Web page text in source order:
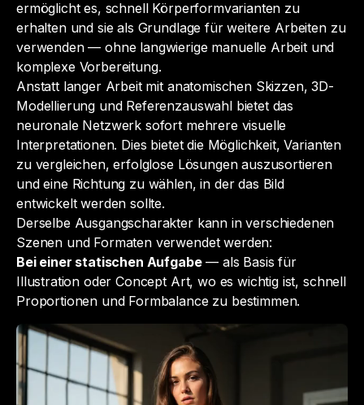
ermöglicht es, schnell Körperformvarianten zu
erhalten und sie als Grundlage für weitere Arbeiten zu
verwenden — ohne langwierige manuelle Arbeit und
komplexe Vorbereitung.
Anstatt langer Arbeit mit anatomischen Skizzen, 3D-
Modellierung und Referenzauswahl bietet das
neuronale Netzwerk sofort mehrere visuelle
Interpretationen. Dies bietet die Möglichkeit, Varianten
zu vergleichen, erfolglose Lösungen auszusortieren
und eine Richtung zu wählen, in der das Bild
entwickelt werden sollte.
Derselbe Ausgangscharakter kann in verschiedenen
Szenen und Formaten verwendet werden:
Bei einer statischen Aufgabe— als Basis für
Illustration oder Concept Art, wo es wichtig ist, schnell
Proportionen und Formbalance zu bestimmen.